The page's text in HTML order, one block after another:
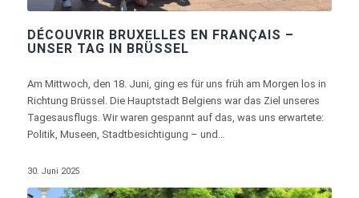
DÉCOUVRIR BRUXELLES EN FRANÇAIS –
UNSER TAG IN BRÜSSEL
Am Mittwoch, den 18. Juni, ging es für uns früh am Morgen los in
Richtung Brüssel. Die Hauptstadt Belgiens war das Ziel unseres
Tagesausflugs. Wir waren gespannt auf das, was uns erwartete:
Politik, Museen, Stadtbesichtigung – und…
30. Juni 2025